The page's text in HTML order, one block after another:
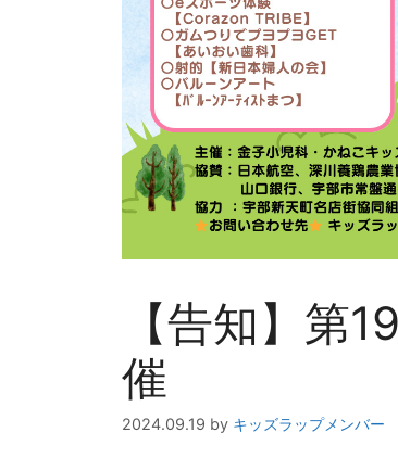
【告知】第
催
2024.09.19 by キッズラップメンバー